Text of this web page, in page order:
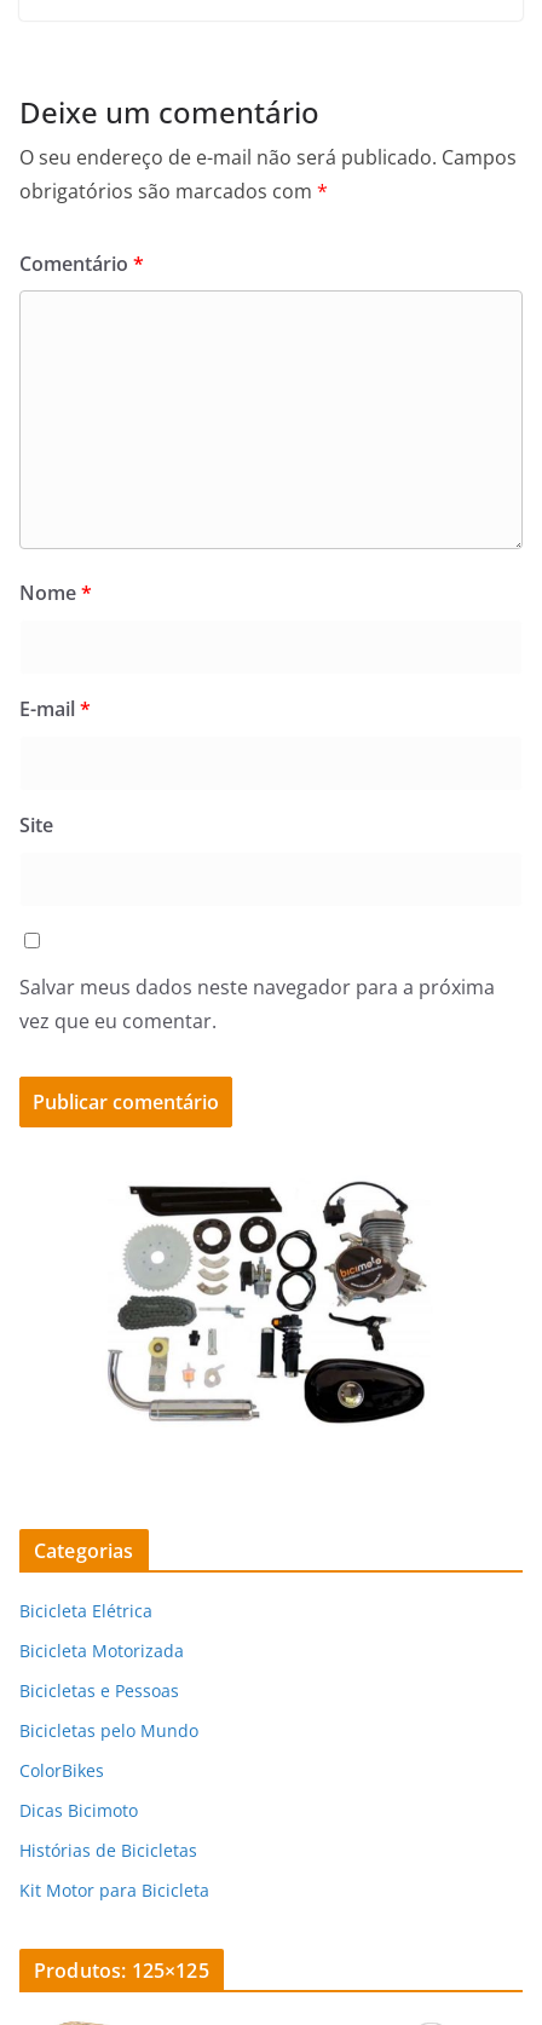
Deixe um comentário
O seu endereço de e-mail não será publicado. Campos
obrigatórios são marcados com *
Comentário *
Nome*
E-mail*
Site
Salvar meus dados neste navegador para a próxima
vez que eu comentar.
Categorias
Bicicleta Elétrica
Bicicleta Motorizada
Bicicletas e Pessoas
Bicicletas pelo Mundo
ColorBikes
Dicas Bicimoto
Histórias de Bicicletas
Kit Motor para Bicicleta
Produtos: 125×125